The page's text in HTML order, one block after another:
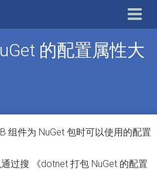
Toggle
的配置属性大
组件为 NuGet 包时可以使用的配置
过搜 《dotnet 打包 NuGet 的配置